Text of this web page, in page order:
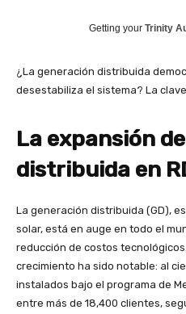
Getting your Trinity
¿La generación distribuida
desestabiliza el sistema? La
La expansión
distribuida en
La generación distribuida (GD),
solar, está en auge en todo el
reducción de costos
crecimiento ha sido notable: al
instalados bajo el programa de
entre más de 18,400 clientes,